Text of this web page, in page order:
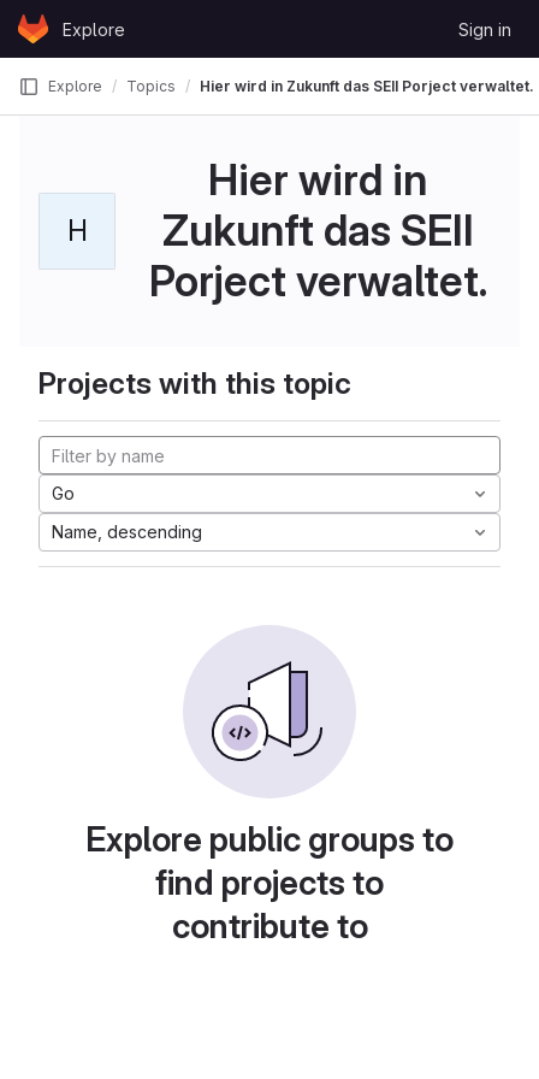
Skip to content
GitLabExplore Sign in
Explore Topics Hier wird in Zukunft das SEII Porject verwaltet.
H
Hier wird in
Zukunft das SEII
Porject verwaltet.
Projects with this topic
Go
Name, descending
Explore public groups to
find projects to
contribute to